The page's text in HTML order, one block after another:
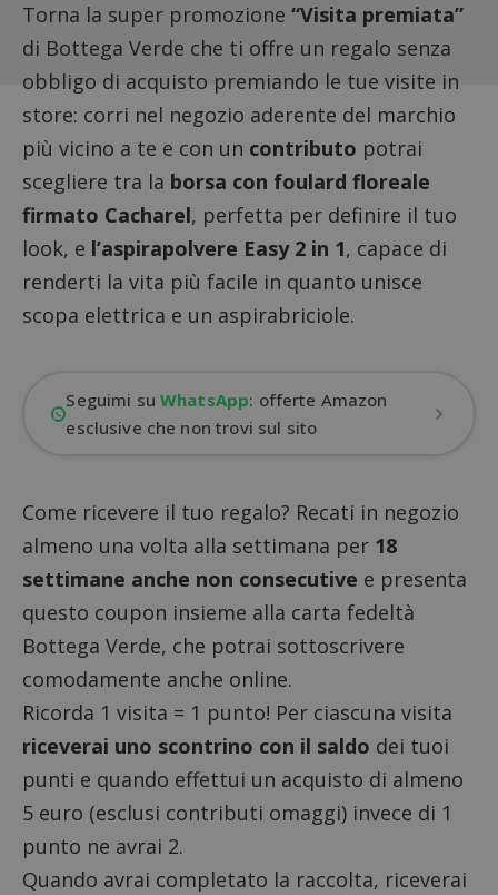
Torna la super promozione “Visita premiata”
di Bottega Verde che ti offre un regalo senza
obbligo di acquisto premiando le tue visite in
store: corri nel negozio aderente del marchio
più vicino a te e con un contributo potrai
scegliere tra la borsa con foulard floreale
firmato Cacharel, perfetta per definire il tuo
look, e l’aspirapolvere Easy 2 in 1, capace di
renderti la vita più facile in quanto unisce
scopa elettrica e un aspirabriciole.
Seguimi suWhatsApp: offerte Amazon
esclusive che non trovi sul sito
Come ricevere il tuo regalo? Recati in negozio
almeno una volta alla settimana per 18
settimane anche non consecutive e presenta
questo coupon insieme alla carta fedeltà
Bottega Verde, che potrai sottoscrivere
comodamente anche online.
Ricorda 1 visita = 1 punto! Per ciascuna visita
riceverai uno scontrino con il saldo dei tuoi
punti e quando effettui un acquisto di almeno
5 euro (esclusi contributi omaggi) invece di 1
punto ne avrai 2.
Quando avrai completato la raccolta, riceverai